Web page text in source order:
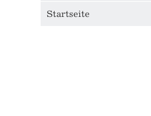
Startseite